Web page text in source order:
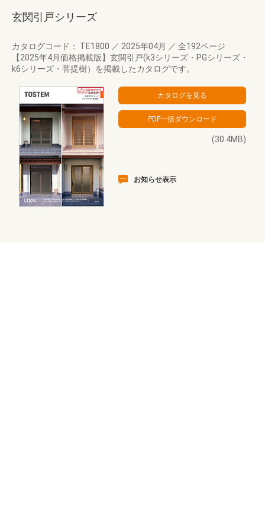
玄関引戸シリーズ
カタログコード： TE1800 ／ 2025年04月 ／ 全192ページ
【2025年4月価格掲載版】玄関引戸(k3シリーズ・PGシリーズ・
k6シリーズ・菩提樹）を掲載したカタログです。
(30.4MB)
お知らせ表示